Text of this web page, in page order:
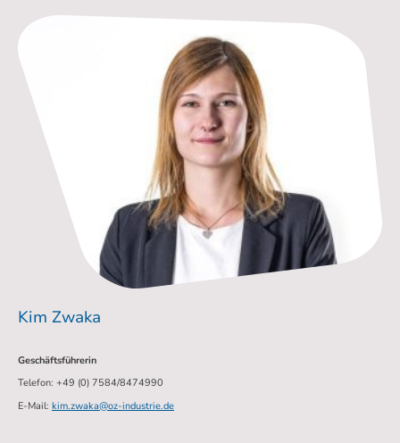
Kim Zwaka
Geschäftsführerin
Telefon: +49 (0) 7584/8474990
E-Mail: kim.zwaka@oz-industrie.de